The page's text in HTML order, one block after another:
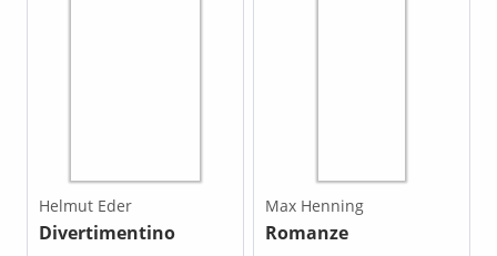
Helmut Eder
Divertimentino
Max Henning
Romanze